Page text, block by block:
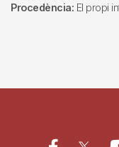
Procedència: El propi